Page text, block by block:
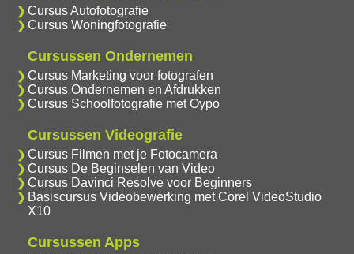
Cursus Autofotografie
Cursus Woningfotografie
Cursussen Ondernemen
Cursus Marketing voor fotografen
Cursus Ondernemen en Afdrukken
Cursus Schoolfotografie met Oypo
Cursussen Videografie
Cursus Filmen met je Fotocamera
Cursus De Beginselen van Video
Cursus Davinci Resolve voor Beginners
Basiscursus Videobewerking met Corel VideoStudio
X10
Cursussen Apps